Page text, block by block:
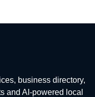
business directory,
and AI-powered local